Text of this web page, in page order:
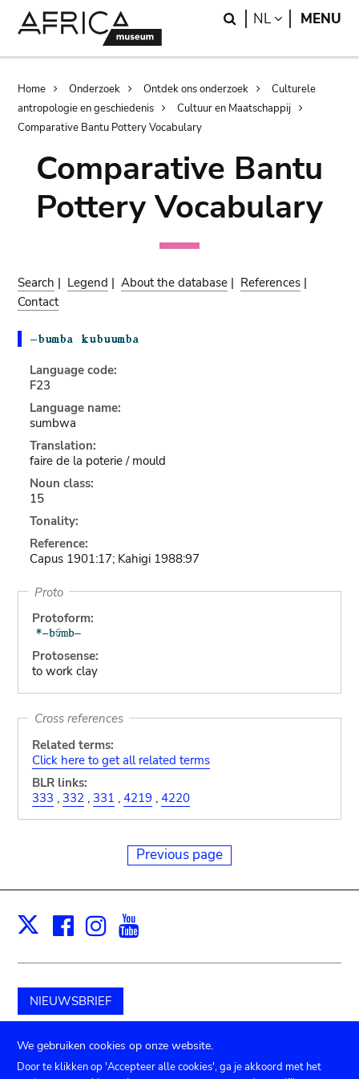
Search
NL LANGUAGE
MENU
Breadcrumb
Home Onderzoek Ontdek ons onderzoek
Culturele
antropologie en geschiedenis
Cultuur en Maatschappij
Comparative Bantu Pottery Vocabulary
Comparative Bantu
Pottery Vocabulary
Search | Legend |About the database | References |
Contact
Language code:
F23
Language name:
sumbwa
Translation:
faire de la poterie / mould
Noun class:
15
Tonality:
Reference:
Capus 1901:17; Kahigi 1988:97
Proto
Protoform:
Protosense:
to work clay
Cross references
Related terms:
Click here to get all related terms
BLR links:
333 , 332 , 331 , 4219 , 4220
Previous page
X Facebook
Instagram
NIEUWSBRIEF
Schenk aan het museum
We gebruiken cookies op onze website.
Door te klikken op 'Accepteer alle cookies', ga je akkoord met het